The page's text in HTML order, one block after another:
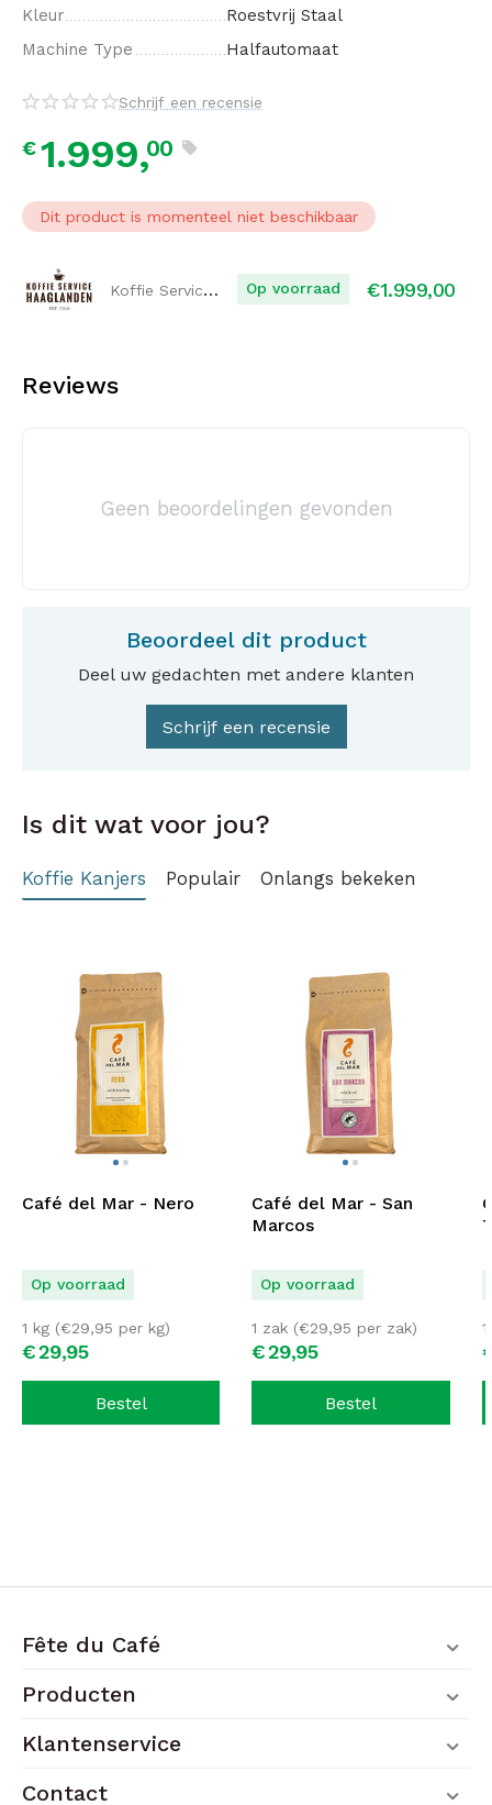
Kleur
Roestvrij Staal
Machine Type
Halfautomaat
Schrijf een recensie
€ 1.999,00
Dit product is momenteel niet beschikbaar
Koffie Service Haaglanden Op voorraad €1.999,00
Reviews
Geen beoordelingen gevonden
Beoordeel dit product
Deel uw gedachten met andere klanten
Schrijf een recensie
Is dit wat voor jou?
Koffie Kanjers Populair Onlangs bekeken
Café del Mar - Nero
Op voorraad
€29,95
1 kg (€29,95 per kg)
Bestel
Café del Mar - San
Marcos
Op voorraad
€29,95
1 zak (€29,95 per zak)
Bestel
Fête du Café
Producten
Klantenservice
Contact